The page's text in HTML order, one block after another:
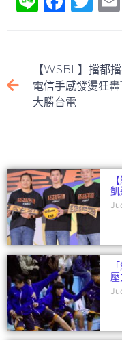
e
b
o
er
【WSBL】擋都
電信手感發燙狂轟
大勝台電
凱